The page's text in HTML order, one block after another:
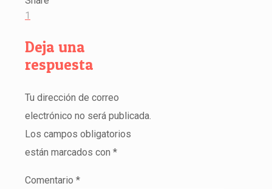
1
Deja una
respuesta
Tu dirección de correo
electrónico no será publicada.
Los campos obligatorios
están marcados con *
Comentario *